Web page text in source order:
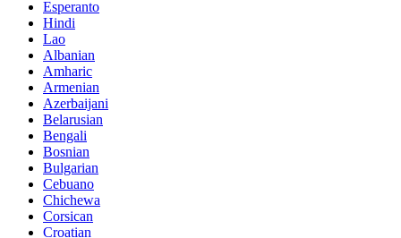
Esperanto
Hindi
Lao
Albanian
Amharic
Armenian
Azerbaijani
Belarusian
Bengali
Bosnian
Bulgarian
Cebuano
Chichewa
Corsican
Croatian